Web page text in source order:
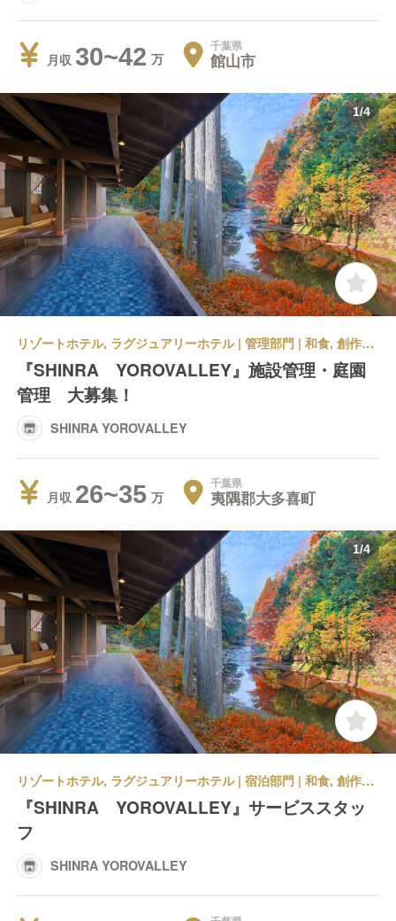
月収 30~42 千葉県
館山市
1/4
リゾートホテル, ラグジュアリーホテル | 管理部門 | 和食, 創作・ダイニングバー | 施設管理全般 | SHINRA YOROVALLEY
『SHINRA YOROVALLEY』施設管理・庭園
管理 大募集！
SHINRA YOROVALLEY
月収 26~35 千葉県
夷隅郡大多喜町
1/4
リゾートホテル, ラグジュアリーホテル | 宿泊部門 | 和食, 創作・ダイニングバー | 宿泊全般 | SHINRA YOROVALLEY
『SHINRA YOROVALLEY』サービススタッ
フ
SHINRA YOROVALLEY